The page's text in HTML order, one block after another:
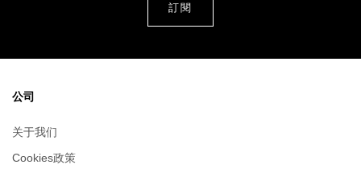
公司
关于我们
Cookies政策